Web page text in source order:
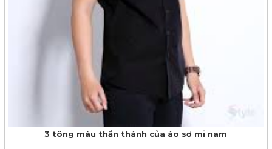
3 tông màu thần thánh của áo sơ mi nam